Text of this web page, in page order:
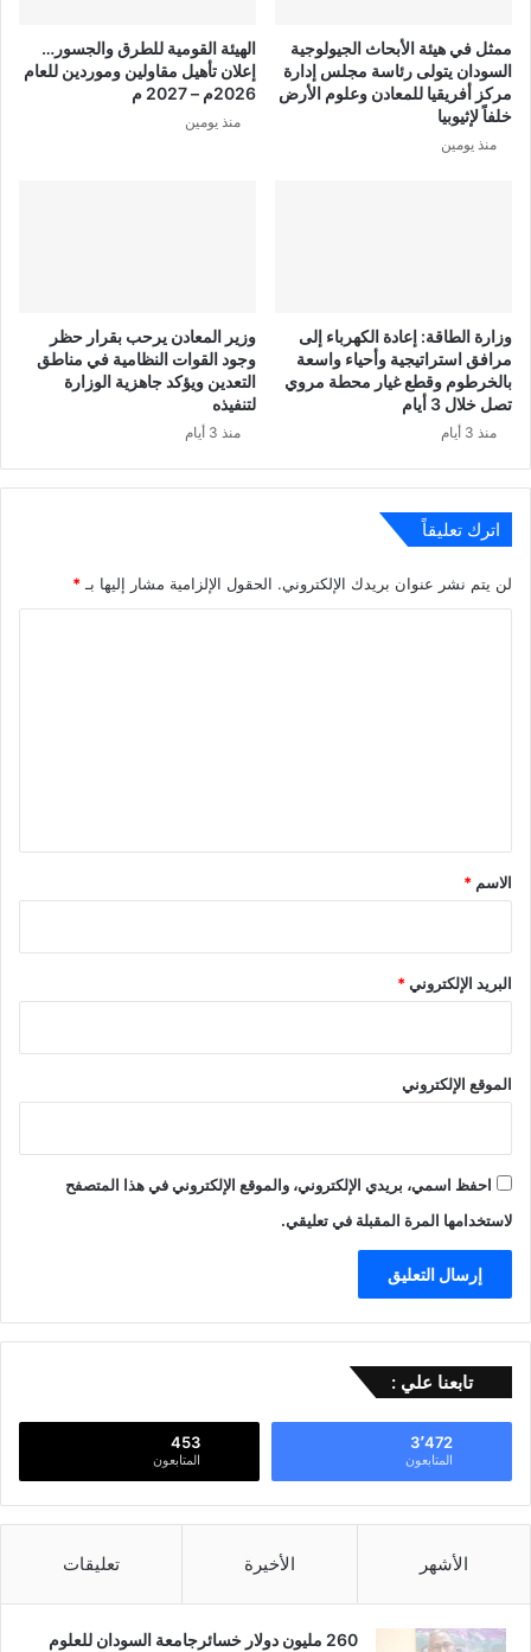
ممثل في هيئة الأبحاث الجيولوجية
السودان يتولى رئاسة مجلس إدارة
مركز أفريقيا للمعادن وعلوم الأرض
خلفاً لإثيوبيا
منذ يومين
الهيئة القومية للطرق والجسور…
إعلان تأهيل مقاولين وموردين للعام
2026م – 2027 م
منذ يومين
وزارة الطاقة: إعادة الكهرباء إلى
مرافق استراتيجية وأحياء واسعة
بالخرطوم وقطع غيار محطة مروي
تصل خلال 3 أيام
منذ 3 أيام
وزير المعادن يرحب بقرار حظر
وجود القوات النظامية في مناطق
التعدين ويؤكد جاهزية الوزارة
لتنفيذه
منذ 3 أيام
اترك تعليقاً
لن يتم نشر عنوان بريدك الإلكتروني. الحقول الإلزامية مشار إليها بـ*
*
الاسم *
البريد الإلكتروني*
الموقع الإلكتروني
احفظ اسمي، بريدي الإلكتروني، والموقع الإلكتروني في هذا المتصفح
لاستخدامها المرة المقبلة في تعليقي.
تابعنا علي :
3٬472
المتابعون
453
المتابعون
الأشهر الأخيرة تعليقات
260 مليون دولار خسائرجامعة السودان للعلوم